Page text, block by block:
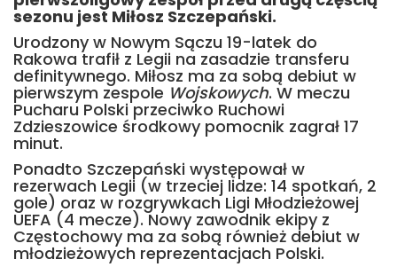
sezonu jest Miłosz Szczepański.
Urodzony w Nowym Sączu 19-latek do
Rakowa trafił z Legii na zasadzie transferu
definitywnego. Miłosz ma za sobą debiut w
pierwszym zespole Wojskowych. W meczu
Pucharu Polski przeciwko Ruchowi
Zdzieszowice środkowy pomocnik zagrał 17
minut.
Ponadto Szczepański występował w
rezerwach Legii (w trzeciej lidze: 14 spotkań, 2
gole) oraz w rozgrywkach Ligi Młodzieżowej
UEFA (4 mecze). Nowy zawodnik ekipy z
Częstochowy ma za sobą również debiut w
młodzieżowych reprezentacjach Polski.